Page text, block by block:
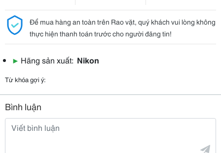
Để mua hàng an toàn trên Rao vặt, quý khách vui lòng không
thực hiện thanh toán trước cho người đăng tin!
▶ Hãng sản xuất: Nikon
Từ khóa gợi ý:
Bình luận